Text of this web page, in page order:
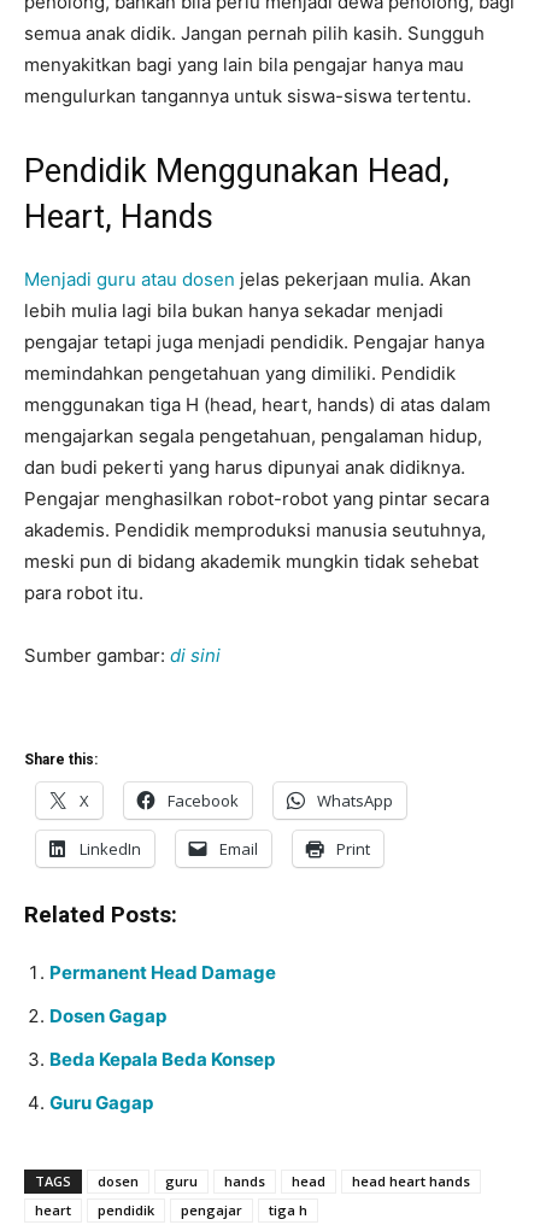
semua anak didik. Jangan pernah pilih kasih. Sungguh
menyakitkan bagi yang lain bila pengajar hanya mau
mengulurkan tangannya untuk siswa-siswa tertentu.
Pendidik Menggunakan Head,
Heart, Hands
Menjadi guru atau dosen jelas pekerjaan mulia. Akan
lebih mulia lagi bila bukan hanya sekadar menjadi
pengajar tetapi juga menjadi pendidik. Pengajar hanya
memindahkan pengetahuan yang dimiliki. Pendidik
menggunakan tiga H (head, heart, hands) di atas dalam
mengajarkan segala pengetahuan, pengalaman hidup,
dan budi pekerti yang harus dipunyai anak didiknya.
Pengajar menghasilkan robot-robot yang pintar secara
akademis. Pendidik memproduksi manusia seutuhnya,
meski pun di bidang akademik mungkin tidak sehebat
para robot itu.
Sumber gambar: di sini
Share this:
X Facebook WhatsApp
LinkedIn Email Print
Related Posts:
Permanent Head Damage
Dosen Gagap
Beda Kepala Beda Konsep
Guru Gagap
TAGS dosen guru hands head
head heart hands
heart
pendidik pengajar tiga h